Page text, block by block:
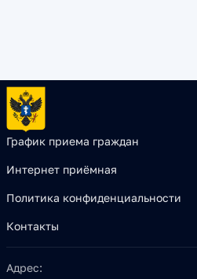
График приема граждан
Интернет приёмная
Политика конфиденциальности
Контакты
Адрес: